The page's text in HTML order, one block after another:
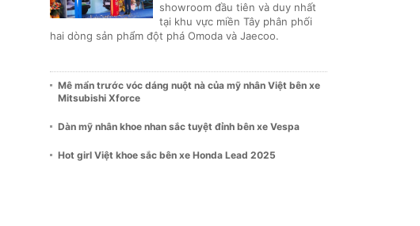
showroom đầu tiên và duy nhất
tại khu vực miền Tây phân phối
hai dòng sản phẩm đột phá Omoda và Jaecoo.
Mê mẩn trước vóc dáng nuột nà của mỹ nhân Việt bên xe
Mitsubishi Xforce
Dàn mỹ nhân khoe nhan sắc tuyệt đỉnh bên xe Vespa
Hot girl Việt khoe sắc bên xe Honda Lead 2025